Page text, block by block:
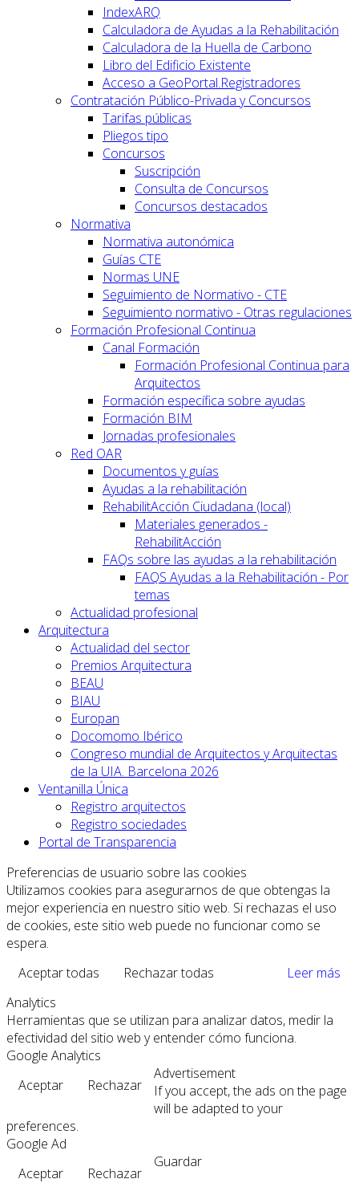
IndexARQ
Calculadora de Ayudas a la Rehabilitación
Calculadora de la Huella de Carbono
Libro del Edificio Existente
Acceso a GeoPortal.Registradores
Contratación Público-Privada y Concursos
Tarifas públicas
Pliegos tipo
Concursos
Suscripción
Consulta de Concursos
Concursos destacados
Normativa
Normativa autonómica
Guías CTE
Normas UNE
Seguimiento de Normativo - CTE
Seguimiento normativo - Otras regulaciones
Formación Profesional Continua
Canal Formación
Formación Profesional Continua para
Arquitectos
Formación específica sobre ayudas
Formación BIM
Jornadas profesionales
Red OAR
Documentos y guías
Ayudas a la rehabilitación
RehabilitAcción Ciudadana (local)
Materiales generados -
RehabilitAcción
FAQs sobre las ayudas a la rehabilitación
FAQS Ayudas a la Rehabilitación - Por
temas
Actualidad profesional
Arquitectura
Actualidad del sector
Premios Arquitectura
BEAU
BIAU
Europan
Docomomo Ibérico
Congreso mundial de Arquitectos y Arquitectas
de la UIA. Barcelona 2026
Ventanilla Única
Registro arquitectos
Registro sociedades
Portal de Transparencia
Preferencias de usuario sobre las cookies
Utilizamos cookies para asegurarnos de que obtengas la
mejor experiencia en nuestro sitio web. Si rechazas el uso
de cookies, este sitio web puede no funcionar como se
espera.
Aceptar todas
Rechazar todas
Leer más
Analytics
Herramientas que se utilizan para analizar datos, medir la
efectividad del sitio web y entender cómo funciona.
Google Analytics
Aceptar
Rechazar
Advertisement
If you accept, the ads on the page
will be adapted to your
preferences.
Google Ad
Aceptar
Rechazar
Guardar